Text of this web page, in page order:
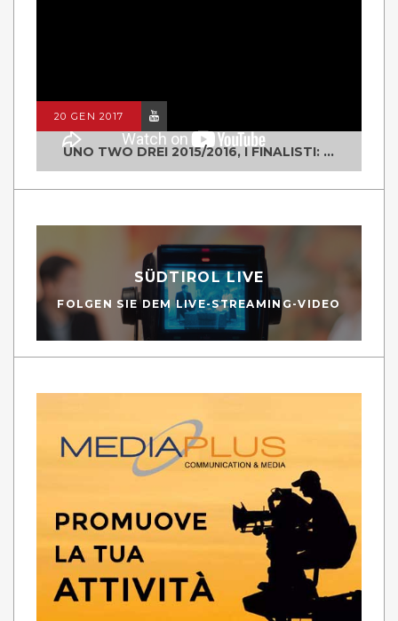
20 GEN 2017
UNO TWO DREI 2015/2016, I FINALISTI: CLASSE IV ALS ISTITUTO "DEGASPERI" BORGO VALSUGANA
SÜDTIROL LIVE
FOLGEN SIE DEM LIVE-STREAMING-VIDEO